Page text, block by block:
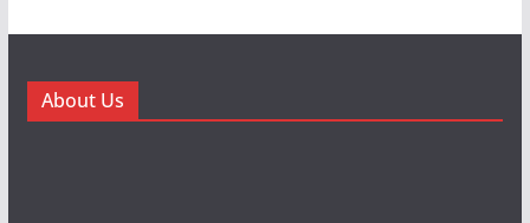
About Us